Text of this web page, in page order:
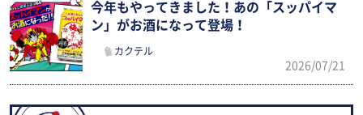
今年もやってきました！あの「スッパイマ
ン」がお酒になって登場！
カクテル
2026/07/21